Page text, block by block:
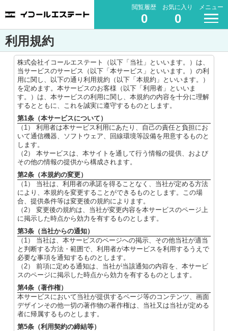
閲覧履歴
0
お気に入り
0
メニュー
利用規約
株式会社イコールエステート（以下「当社」といいます。）は、
当サービスのサービス（以下「本サービス」といいます。）の利
用に関し、以下の通り利用規約（以下「本規約」といいます。）
を定めます。本サービスのお客様（以下「利用者」といいま
す。）は、本サービスの利用に関し、本規約の内容を十分に理解
するとともに、これを誠実に遵守するものとします。
第1条（本サービスについて）
（1） 利用者は本サービス利用にあたり、自己の責任と負担にお
いて通信機器、ソフトウェア、回線環境等設備を用意するものと
します。
（2） 本サービスは、本サイトを通して行う情報の提供、および
その他の情報の提供から構成されます。
第2条（本規約の変更）
（1） 当社は、利用者の承諾を得ることなく、当社が定める方法
により、本規約を変更することができるものとします。この場
合、提供条件等は変更後の規約によります。
（2） 変更後の規約は、当社が変更内容を本サービスのページ上
に掲示した時点から効力を有するものとします。
第3条（当社からの通知）
（1） 当社は、本サービスのページへの掲示、その他当社が適当
と判断する方法・範囲で、利用者が本サービスを利用するうえで
必要な事項を通知するものとします。
（2） 前項に定める通知は、当社が当該通知の内容を、本サービ
スのページに掲示した時点から効力を有するものとします。
第4条（著作権）
本サービスにおいて当社が提供するページ等のコンテンツ、画面
デザインその他一切の著作物の著作権は、当社又は当社が定める
者に帰属するものとします。
第5条（利用契約の締結等）